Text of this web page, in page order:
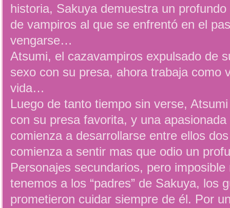
historia, Sakuya demuestra un
de vampiros al que se enfrentó en el
vengarse…
Atsumi, el cazavampiros expulsado de
sexo con su presa, ahora trabaja como
vida…
Luego de tanto tiempo sin verse,
con su presa favorita, y una
comienza a desarrollarse entre ellos
comienza a sentir mas que odio un
Personajes secundarios, pero
tenemos a los “padres” de Sakuya, los
prometieron cuidar siempre de él. Por